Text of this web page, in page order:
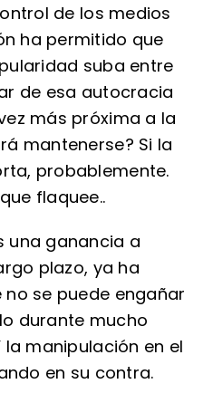
de los medios
ha permitido que
suba entre
de esa autocracia
más próxima a la
mantenerse? Si la
probablemente.
flaquee..
una ganancia a
plazo, ya ha
no se puede engañar
durante mucho
la manipulación en el
en su contra.